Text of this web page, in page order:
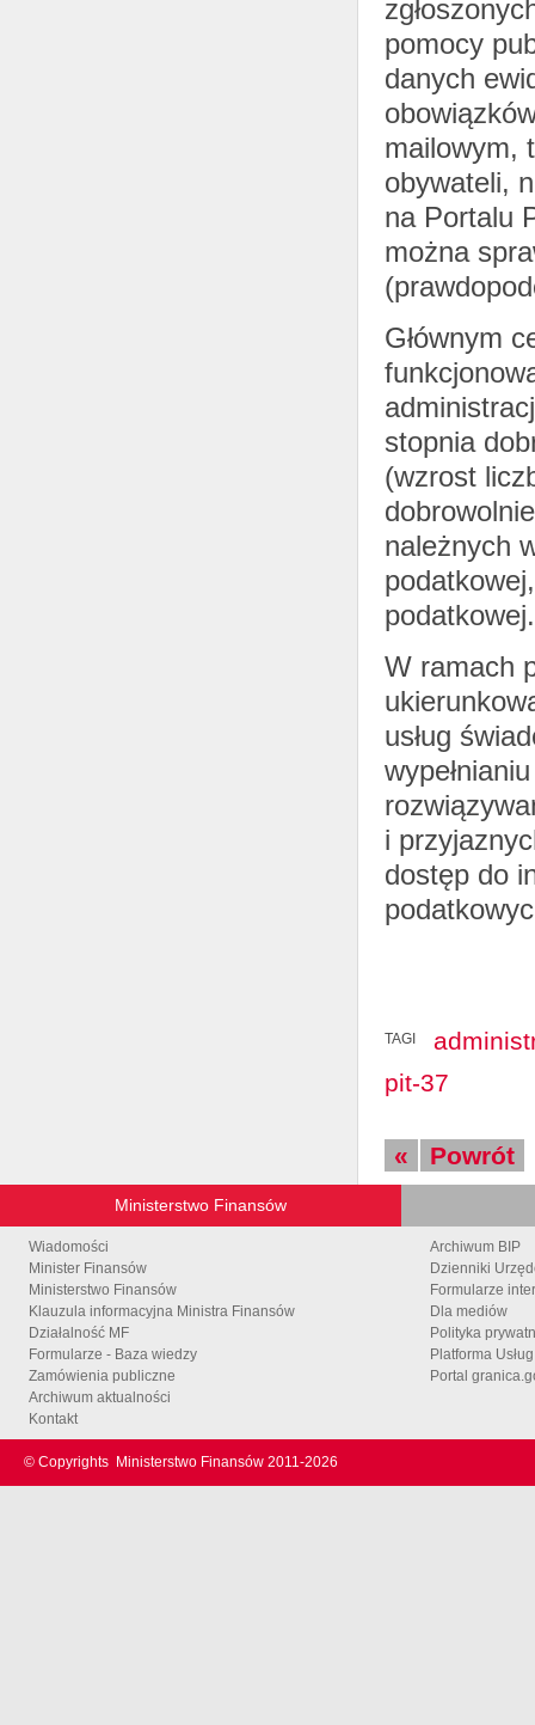
pomocy
danych
mailowym,
obywateli,
na Portalu
można
Głównym
stopnia
(wzrost
należnych
podatkowej.
W ramach
usług
i
dostęp do
TAGI
pit-37
« Powrót
Ministerstwo Finansów
Wiadomości
Minister Finansów
Ministerstwo Finansów
Klauzula informacyjna Ministra Finansów
Działalność MF
Formularze - Baza wiedzy
Zamówienia publiczne
Archiwum aktualności
Kontakt
Archiwum BIP
Dzienniki
Formularze
Dla mediów
Polityka
Platforma
Portal
© Copyrights Ministerstwo Finansów 2011-2026